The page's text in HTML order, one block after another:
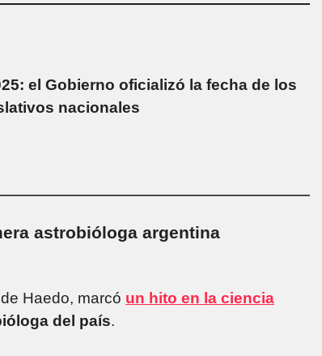
el Gobierno oficializó la fecha de los
nacionales
astrobióloga argentina
Haedo, marcó un hito en la ciencia
del país.